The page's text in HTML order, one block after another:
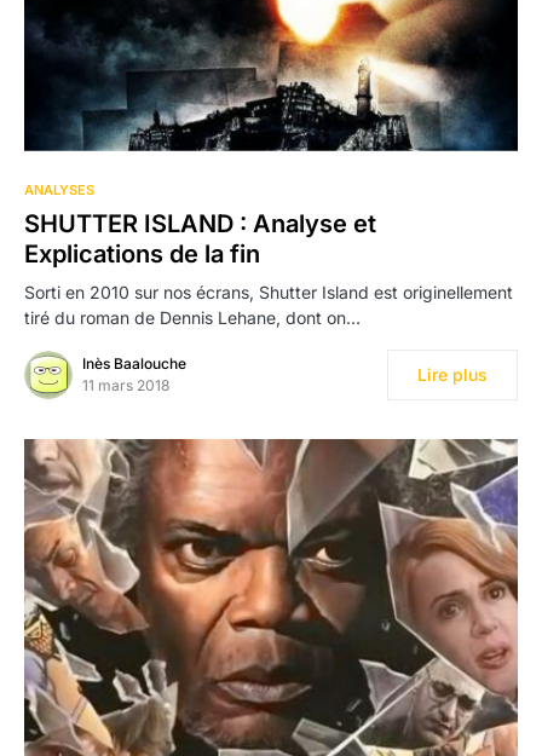
ANALYSES
SHUTTER ISLAND : Analyse et
Explications de la fin
Sorti en 2010 sur nos écrans, Shutter Island est originellement
tiré du roman de Dennis Lehane, dont on…
Inès Baalouche
11 mars 2018
Lire plus